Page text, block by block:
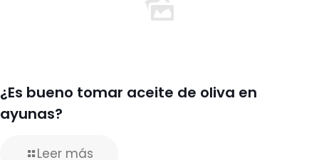
¿Es bueno tomar aceite de oliva en
ayunas?
Leer más